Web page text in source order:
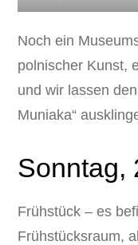
Noch ein
polnischer Kunst,
und wir lassen
Muniaka“
Sonntag,
Frühstück – es
Frühstücksraum,